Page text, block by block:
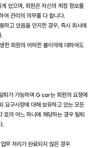
있으며, 회원은 자신의 계정 정보를
여 관리의 의무를 다 합니다.
하고 있음을 인지한 경우, 즉시 회사에
.
한 회원의 어떠한 불이익에 대하여도
가 가능하며 G car는 회원의 요청에
요구사항에 대해 보유하고 있는 모든
호의 어느 하나에 해당하는 경우 탈퇴
.
무 처리가 완료되지 않은 경우